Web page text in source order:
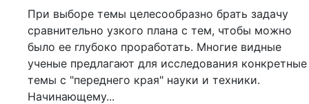
При выборе темы целесообразно брать задачу
сравнительно узкого плана с тем, чтобы можно
было ее глубоко проработать. Многие видные
ученые предлагают для исследования конкретные
темы с "переднего края" науки и техники.
Начинающему...